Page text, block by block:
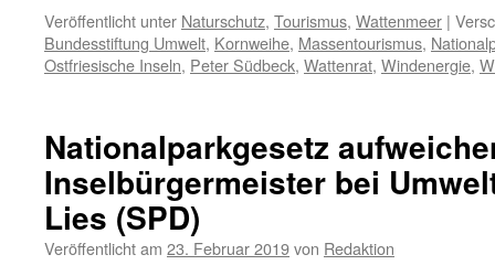
Veröffentlicht unter Naturschutz, Tourismus, Wattenmeer |
Bundesstiftung Umwelt, Kornweihe, Massentourismus,
Ostfriesische Inseln, Peter Südbeck, Wattenrat, Windenergie,
Nationalparkgesetz
Inselbürgermeister bei
Lies (SPD)
Veröffentlicht am 23. Februar 2019von Redaktion